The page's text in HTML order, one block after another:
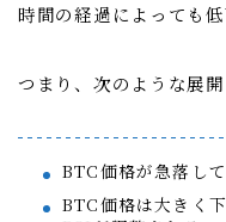
時間の経過によっても
つまり、次のような展開
BTC価格が急落し
BTC価格は大きく